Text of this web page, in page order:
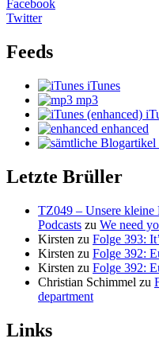
Facebook
Twitter
Feeds
iTunes
mp3
enhanced
Letzte Brüller
TZ049 – Unsere kleine
Podcasts zu We need
Kirsten zu Folge 393:
Kirsten zu Folge 392:
Kirsten zu Folge 392:
Christian Schimmel zu
department
Links